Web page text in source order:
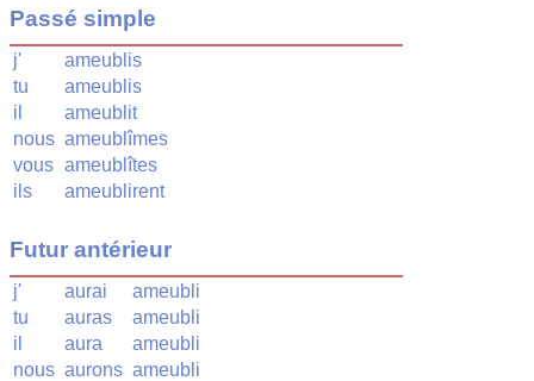
Passé simple
j'
ameublis
tu
ameublis
il
ameublit
nous ameublîmes
vous ameublîtes
ils
ameublirent
Futur antérieur
j' aurai
ameubli
tu
auras
ameubli
il
aura
ameubli
nous aurons ameubli